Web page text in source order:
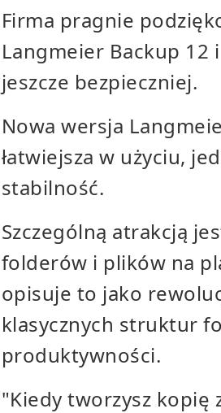
Firma pragnie
Langmeier Backup 12
jeszcze bezpieczniej.
Nowa wersja
łatwiejsza w użyciu,
stabilność.
Szczególną atrakcją
folderów i plików na
opisuje to jako
klasycznych struktur
produktywności.
"Kiedy tworzysz kopię